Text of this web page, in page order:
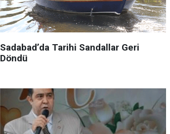
Sadabad’da Tarihi Sandallar Geri
Döndü